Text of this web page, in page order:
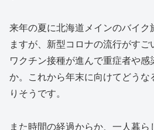
来年の夏に北海道メインのバイク
ますが、新型コロナの流行がすご
ワクチン接種が進んで重症者や
か。これから年末に向けてどうな
りそうです。
また時間の経過からか、一人暮